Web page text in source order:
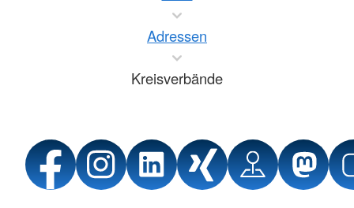
Adressen
Kreisverbände